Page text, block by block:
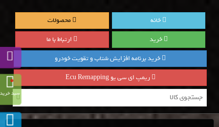
خانه
محصولات
خرید
ارتباط با ما
خرید برنامه افزایش شتاب و تقویت خودرو
ریمپ ای سی یو Ecu Remapping
0
سبد خرید